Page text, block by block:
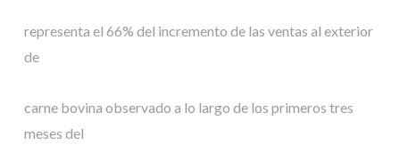
representa el 66% del incremento de las ventas al exterior
de
carne bovina observado a lo largo de los primeros tres
meses del